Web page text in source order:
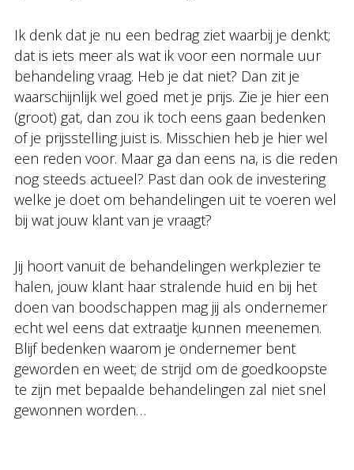
Ik denk dat je nu een bedrag ziet waarbij je denkt;
dat is iets meer als wat ik voor een normale uur
behandeling vraag. Heb je dat niet? Dan zit je
waarschijnlijk wel goed met je prijs. Zie je hier een
(groot) gat, dan zou ik toch eens gaan bedenken
of je prijsstelling juist is. Misschien heb je hier wel
een reden voor. Maar ga dan eens na, is die reden
nog steeds actueel? Past dan ook de investering
welke je doet om behandelingen uit te voeren wel
bij wat jouw klant van je vraagt?
Jij hoort vanuit de behandelingen werkplezier te
halen, jouw klant haar stralende huid en bij het
doen van boodschappen mag jij als ondernemer
echt wel eens dat extraatje kunnen meenemen.
Blijf bedenken waarom je ondernemer bent
geworden en weet; de strijd om de goedkoopste
te zijn met bepaalde behandelingen zal niet snel
gewonnen worden…